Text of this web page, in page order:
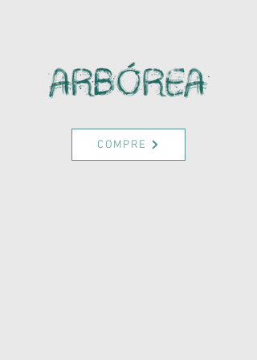
COMPRE